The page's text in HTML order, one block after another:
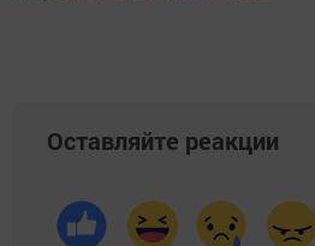
Оставляйте реакции